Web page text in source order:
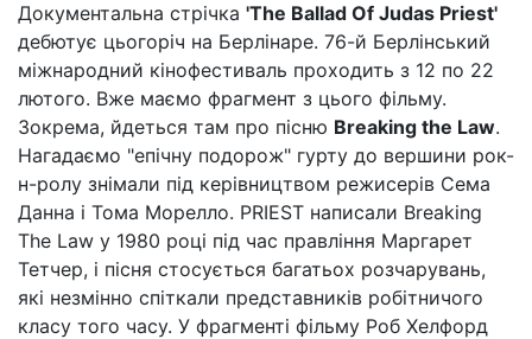
Документальна стрічка 'The Ballad Of Judas Priest'
дебютує цьогоріч на Берлінаре. 76-й Берлінський
міжнародний кінофестиваль проходить з 12 по 22
лютого. Вже маємо фрагмент з цього фільму.
Зокрема, йдеться там про пісню Breaking the Law.
Нагадаємо "епічну подорож" гурту до вершини рок-
н-ролу знімали під керівництвом режисерів Сема
Данна і Тома Морелло. PRIEST написали Breaking
The Law у 1980 році під час правління Маргарет
Тетчер, і пісня стосується багатьох розчарувань,
які незмінно спіткали представників робітничого
класу того часу. У фрагменті фільму Роб Хелфорд